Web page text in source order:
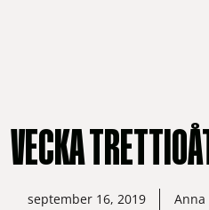
VECKA
september 16, 2019 Anna